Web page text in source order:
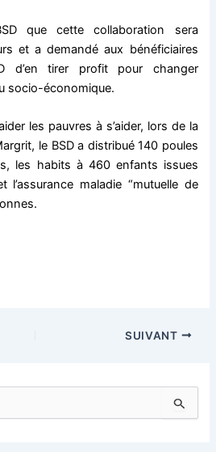
que cette collaboration sera
et a demandé aux bénéficiaires
d’en tirer profit pour changer
socio-économique.
les pauvres à s’aider, lors de la
le BSD a distribué 140 poules
les habits à 460 enfants issues
l’assurance maladie “mutuelle de
SUIVANT